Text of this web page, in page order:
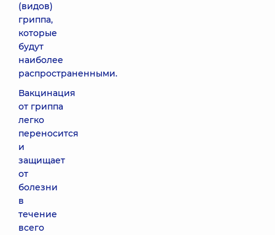
(видов)
гриппа,
которые
будут
наиболее
распространенными.
Вакцинация
от гриппа
легко
переносится
и
защищает
от
болезни
в
течение
всего